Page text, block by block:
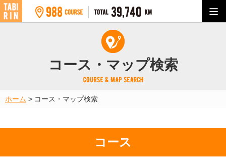
コース・マップ検索
ホーム > コース・マップ検索
コース